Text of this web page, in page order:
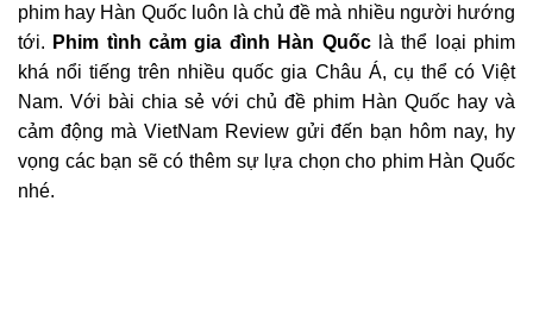
phim hay Hàn Quốc luôn là chủ đề mà nhiều người hướng
tới. Phim tình cảm gia đình Hàn Quốclà thể loại phim
khá nổi tiếng trên nhiều quốc gia Châu Á, cụ thể có Việt
Nam. Với bài chia sẻ với chủ đề phim Hàn Quốc hay và
cảm động mà VietNam Review gửi đến bạn hôm nay, hy
vọng các bạn sẽ có thêm sự lựa chọn cho phim Hàn Quốc
nhé.